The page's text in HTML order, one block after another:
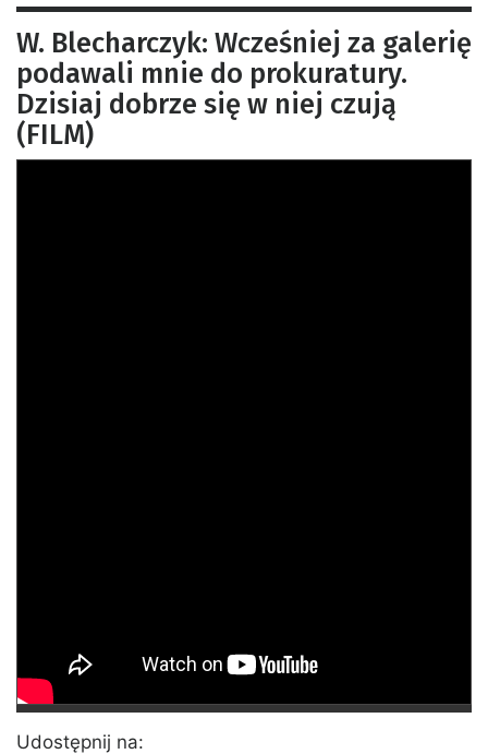
W. Blecharczyk: Wcześniej za galerię
podawali mnie do prokuratury.
Dzisiaj dobrze się w niej czują
(FILM)
Udostępnij na: